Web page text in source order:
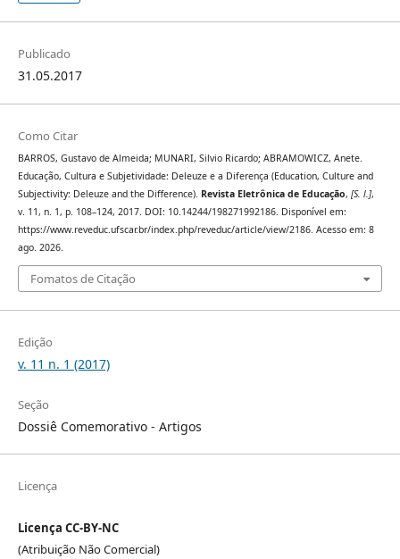
Publicado
31.05.2017
Como Citar
BARROS, Gustavo de Almeida; MUNARI, Silvio Ricardo; ABRAMOWICZ, Anete.
Educação, Cultura e Subjetividade: Deleuze e a Diferença (Education, Culture and
Subjectivity: Deleuze and the Difference). Revista Eletrônica de Educação, [S. l.],
v. 11, n. 1, p. 108–124, 2017. DOI: 10.14244/198271992186. Disponível em:
https://www.reveduc.ufscar.br/index.php/reveduc/article/view/2186. Acesso em: 8
ago. 2026.
Fomatos de Citação
Edição
v. 11 n. 1 (2017)
Seção
Dossiê Comemorativo - Artigos
Licença
Licença CC-BY-NC
(Atribuição Não Comercial)